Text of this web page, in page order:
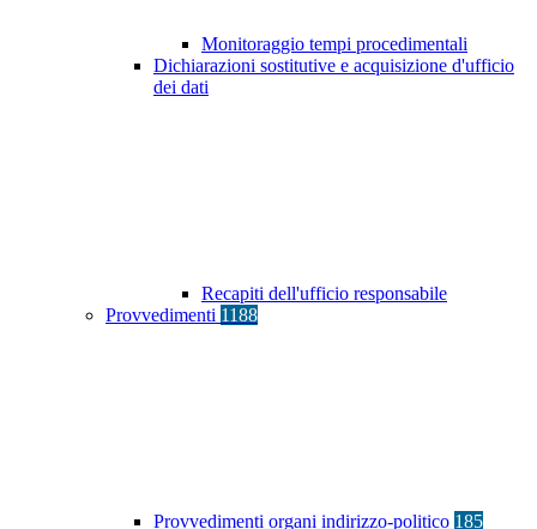
Monitoraggio tempi procedimentali
Dichiarazioni sostitutive e acquisizione d'ufficio
dei dati
Recapiti dell'ufficio responsabile
Provvedimenti 1188
Provvedimenti organi indirizzo-politico 185